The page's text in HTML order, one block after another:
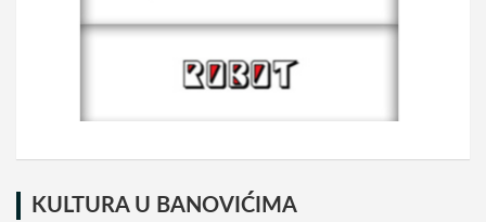
KULTURA U BANOVIĆIMA